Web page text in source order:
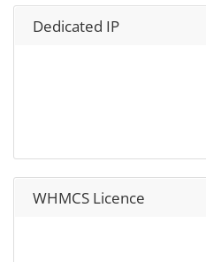
Dedicated IP
WHMCS Licence